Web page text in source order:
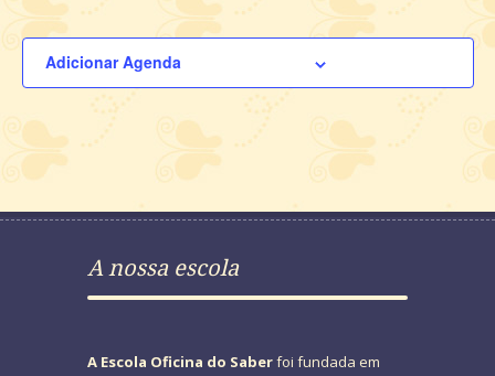
Adicionar Agenda
A nossa escola
A Escola Oficina do Saberfoi fundada em